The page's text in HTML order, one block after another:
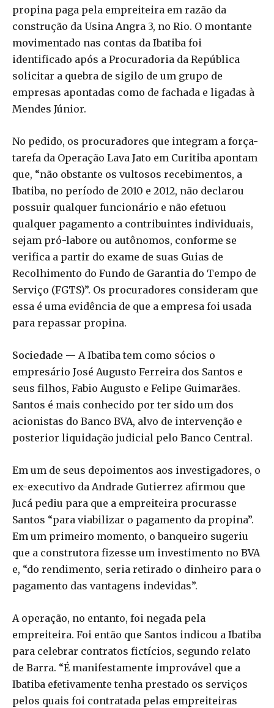
propina paga pela empreiteira em razão da
construção da Usina Angra 3, no Rio. O montante
movimentado nas contas da Ibatiba foi
identificado após a Procuradoria da República
solicitar a quebra de sigilo de um grupo de
empresas apontadas como de fachada e ligadas à
Mendes Júnior.
No pedido, os procuradores que integram a força-
tarefa da Operação Lava Jato em Curitiba apontam
que, “não obstante os vultosos recebimentos, a
Ibatiba, no período de 2010 e 2012, não declarou
possuir qualquer funcionário e não efetuou
qualquer pagamento a contribuintes individuais,
sejam pró-labore ou autônomos, conforme se
verifica a partir do exame de suas Guias de
Recolhimento do Fundo de Garantia do Tempo de
Serviço (FGTS)”. Os procuradores consideram que
essa é uma evidência de que a empresa foi usada
para repassar propina.
Sociedade — A Ibatiba tem como sócios o
empresário José Augusto Ferreira dos Santos e
seus filhos, Fabio Augusto e Felipe Guimarães.
Santos é mais conhecido por ter sido um dos
acionistas do Banco BVA, alvo de intervenção e
posterior liquidação judicial pelo Banco Central.
Em um de seus depoimentos aos investigadores, o
ex-executivo da Andrade Gutierrez afirmou que
Jucá pediu para que a empreiteira procurasse
Santos “para viabilizar o pagamento da propina”.
Em um primeiro momento, o banqueiro sugeriu
que a construtora fizesse um investimento no BVA
e, “do rendimento, seria retirado o dinheiro para o
pagamento das vantagens indevidas”.
A operação, no entanto, foi negada pela
empreiteira. Foi então que Santos indicou a Ibatiba
para celebrar contratos fictícios, segundo relato
de Barra. “É manifestamente improvável que a
Ibatiba efetivamente tenha prestado os serviços
pelos quais foi contratada pelas empreiteiras